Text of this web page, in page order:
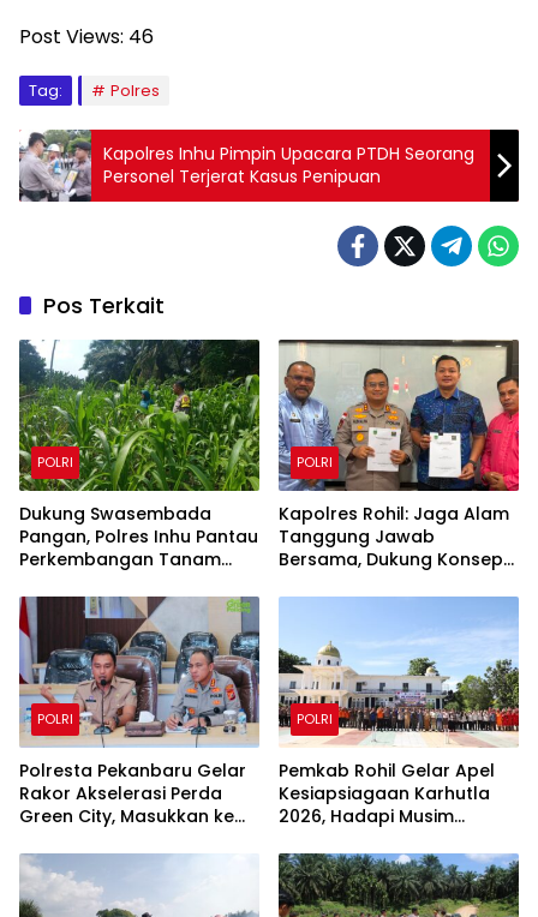
Post Views: 46
Tag: Polres
Kapolres Inhu Pimpin Upacara PTDH Seorang
Personel Terjerat Kasus Penipuan
Pos Terkait
POLRI
Dukung Swasembada
Pangan, Polres Inhu Pantau
Perkembangan Tanam
POLRI
Kapolres Rohil: Jaga Alam
Tanggung Jawab
Bersama, Dukung Konsep
POLRI
Polresta Pekanbaru Gelar
Rakor Akselerasi Perda
Green City, Masukkan ke
POLRI
Pemkab Rohil Gelar Apel
Kesiapsiagaan Karhutla
2026, Hadapi Musim